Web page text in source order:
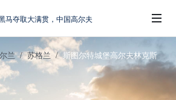
马夺取大满贯，中国高尔夫
置的演变和期许
公开赛，一场大满贯的50年
换码头”，果岭脱鞋抗议的乌
兰 苏格兰 斯图尔特城堡高尔夫林克斯